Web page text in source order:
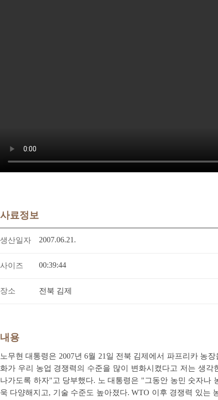
사료정보
생산일자 2007.06.21.
사이즈 00:39:44
장소 전북 김제
내용
노무현 대통령은 2007년 6월 21일 전북 김제에서 파프리카 농
화가 우리 농업 경쟁력의 수준을 많이 변화시켰다고 저는 생
나가도록 하자"고 당부했다. 노 대통령은 "그동안 농민 숫자나
욱 다양해지고, 기술 수준도 높아졌다. WTO 이후 경쟁력 있는